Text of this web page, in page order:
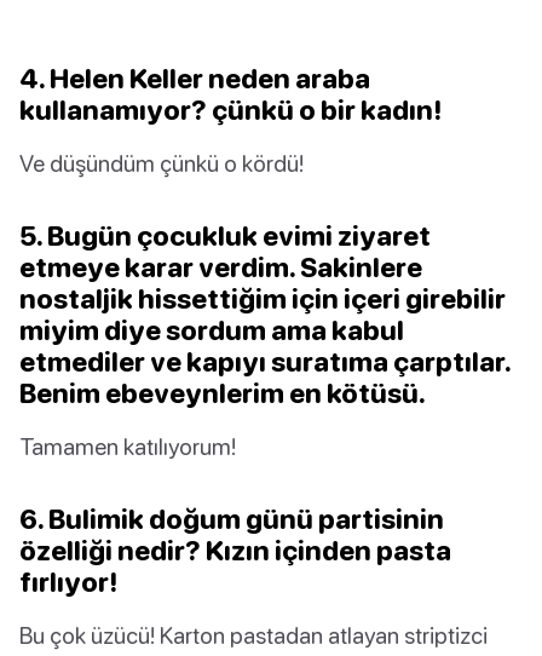
4. Helen Keller neden araba
kullanamıyor? çünkü o bir kadın!
Ve düşündüm çünkü o kördü!
5. Bugün çocukluk evimi ziyaret
etmeye karar verdim. Sakinlere
nostaljik hissettiğim için içeri girebilir
miyim diye sordum ama kabul
etmediler ve kapıyı suratıma çarptılar.
Benim ebeveynlerim en kötüsü.
Tamamen katılıyorum!
6. Bulimik doğum günü partisinin
özelliği nedir? Kızın içinden pasta
fırlıyor!
Bu çok üzücü! Karton pastadan atlayan striptizci